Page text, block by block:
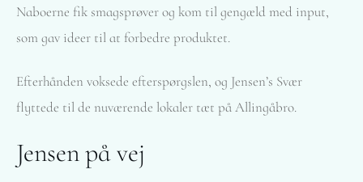
Naboerne fik smagsprøver og kom til gengæld med input,
som gav ideer til at forbedre produktet.
Efterhånden voksede efterspørgslen, og Jensen’s Svær
flyttede til de nuværende lokaler tæt på Allingåbro.
Jensen på vej